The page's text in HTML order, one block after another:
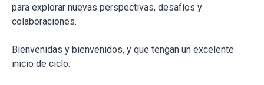
para explorar nuevas perspectivas, desafíos y
colaboraciones.
Bienvenidas y bienvenidos, y que tengan un excelente
inicio de ciclo.